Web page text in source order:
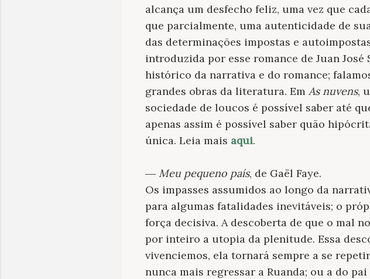
alcança um desfecho feliz, uma vez que
que parcialmente, uma autenticidade de
das determinações impostas e
introduzida por esse romance de Juan
histórico da narrativa e do romance;
grandes obras da literatura. Em As nuvens,
sociedade de loucos é possível saber até
apenas assim é possível saber quão
única. Leia mais aqui.
― Meu pequeno país, de Gaël Faye.
Os impasses assumidos ao longo da
para algumas fatalidades inevitáveis; o
força decisiva. A descoberta de que o mal
por inteiro a utopia da plenitude. Essa
vivenciemos, ela tornará sempre a se
nunca mais regressar a Ruanda; ou a do